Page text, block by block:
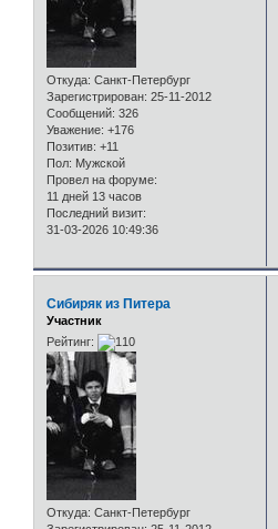
Откуда: Санкт-Петербург
Зарегистрирован: 25-11-2012
Сообщений: 326
Уважение: +176
Позитив: +11
Пол: Мужской
Провел на форуме:
11 дней 13 часов
Последний визит:
31-03-2026 10:49:36
Сибиряк из Питера
Участник
Рейтинг:
Откуда: Санкт-Петербург